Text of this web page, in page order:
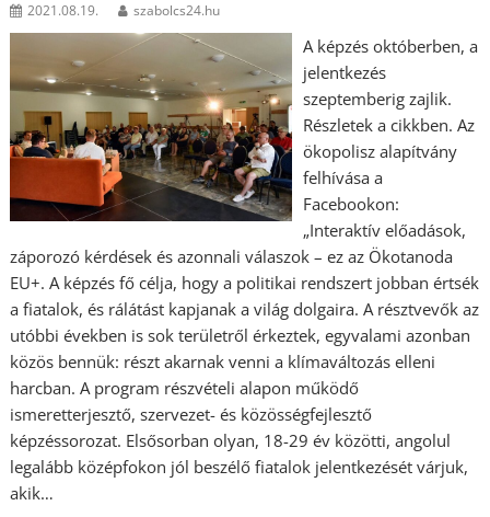
2021.08.19. szabolcs24.hu
A képzés októberben, a
jelentkezés
szeptemberig zajlik.
Részletek a cikkben. Az
ökopolisz alapítvány
felhívása a
Facebookon:
„Interaktív előadások,
záporozó kérdések és azonnali válaszok – ez az Ökotanoda
EU+. A képzés fő célja, hogy a politikai rendszert jobban értsék
a fiatalok, és rálátást kapjanak a világ dolgaira. A résztvevők az
utóbbi években is sok területről érkeztek, egyvalami azonban
közös bennük: részt akarnak venni a klímaváltozás elleni
harcban. A program részvételi alapon működő
ismeretterjesztő, szervezet- és közösségfejlesztő
képzéssorozat. Elsősorban olyan, 18-29 év közötti, angolul
legalább középfokon jól beszélő fiatalok jelentkezését várjuk,
akik…